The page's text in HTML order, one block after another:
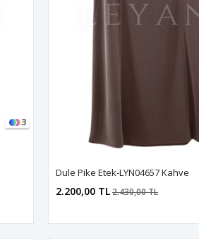
3
Dule Pike Etek-LYN04657 Kahve
2.200,00 TL2.430,00 TL